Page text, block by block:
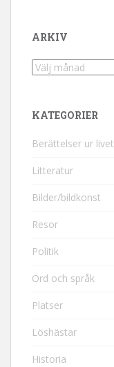
ARKIV
Arkiv
KATEGORIER
Berättelser ur livet
Litteratur
Bilder/bildkonst
Resor
Politik
Ord och språk
Platser
Löshästar
Historia